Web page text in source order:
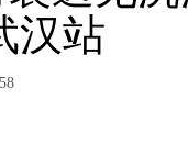
汉站